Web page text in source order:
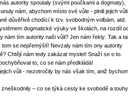
autority spoutaly (svými poučkami a dogmaty),
nám, abychom místo své vůle - plnili jejich vůli
důvěřivě chodící k tzv. svobodným volbám, atd.
dogmatické výuky ve školách, na rozdíl
nám tím autority naši vůli? Jen nám řekly: Tak a
se nepřemýšlí! Nevzaly nám tím ony autority
Chtějí nám tedy zakázat myslet! Snaží se o to.
to, co se nám předkládá!
vůli - nezotročily by nás však tím, aniž bychom
– co se týká cesty ke svobodě a touhy